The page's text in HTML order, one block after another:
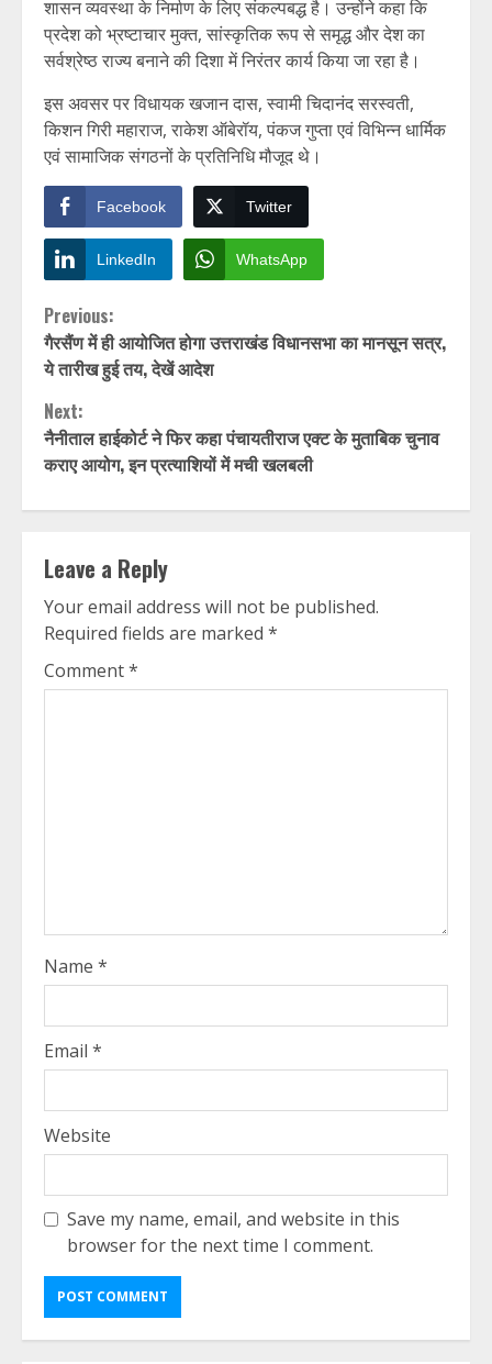
शासन व्यवस्था के निर्माण के लिए संकल्पबद्ध है। उन्होंने कहा कि
प्रदेश को भ्रष्टाचार मुक्त, सांस्कृतिक रूप से समृद्ध और देश का
सर्वश्रेष्ठ राज्य बनाने की दिशा में निरंतर कार्य किया जा रहा है।
इस अवसर पर विधायक खजान दास, स्वामी चिदानंद सरस्वती,
किशन गिरी महाराज, राकेश ऑबेरॉय, पंकज गुप्ता एवं विभिन्न धार्मिक
एवं सामाजिक संगठनों के प्रतिनिधि मौजूद थे।
Facebook Twitter
LinkedIn WhatsApp
Continue
Reading
Previous:
गैरसैंण में ही आयोजित होगा उत्तराखंड विधानसभा का मानसून सत्र,
ये तारीख हुई तय, देखें आदेश
Next:
नैनीताल हाईकोर्ट ने फिर कहा पंचायतीराज एक्ट के मुताबिक चुनाव
कराए आयोग, इन प्रत्याशियों में मची खलबली
Leave a Reply
Your email address will not be published.
Required fields are marked *
Comment*
Name *
Email *
Website
Save my name, email, and website in this
browser for the next time I comment.